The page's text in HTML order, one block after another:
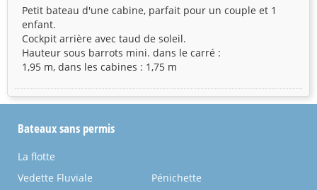
Petit bateau d'une cabine, parfait pour un couple et 1
enfant.
Cockpit arrière avec taud de soleil.
Hauteur sous barrots mini. dans le carré :
1,95 m, dans les cabines : 1,75 m
Bateaux sans permis
La flotte
Vedette Fluviale
Pénichette